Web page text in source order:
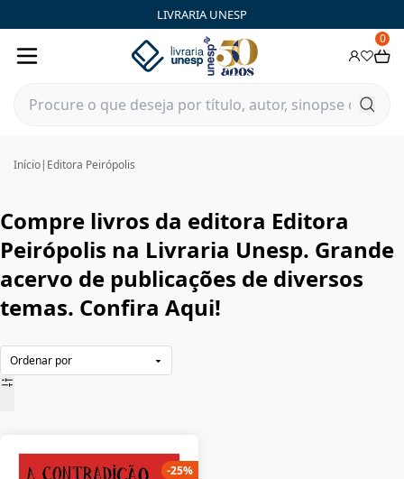
LIVRARIA UNESP
0
Início| Editora Peirópolis
Compre livros da editora Editora
Peirópolis na Livraria Unesp. Grande
acervo de publicações de diversos
temas. Confira Aqui!
-25%
Editora Peirópolis|Livraria Unesp | FastStore PLP